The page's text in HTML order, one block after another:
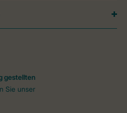
gestellten
Sie unser